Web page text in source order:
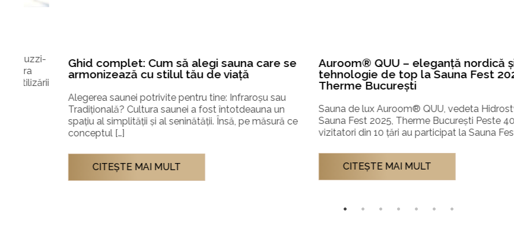
Ghid complet: Cum să alegi sauna care se
armonizează cu stilul tău de viață
Alegerea saunei potrivite pentru tine: Infraroșu sau
Tradițională? Cultura saunei a fost întotdeauna un
spațiu al simplității și al seninătății. Însă, pe măsură ce
conceptul […]
CITEŞTE MAI MULT
Auroom® QUU – eleganță nordică și
tehnologie de top la Sauna Fest 2025,
Therme București
Sauna de lux Auroom® QUU, vedeta Hidrostyle la
Sauna Fest 2025, Therme București Peste 40.000 de
vizitatori din 10 țări au participat la Sauna Fest […]
CITEŞTE MAI MULT